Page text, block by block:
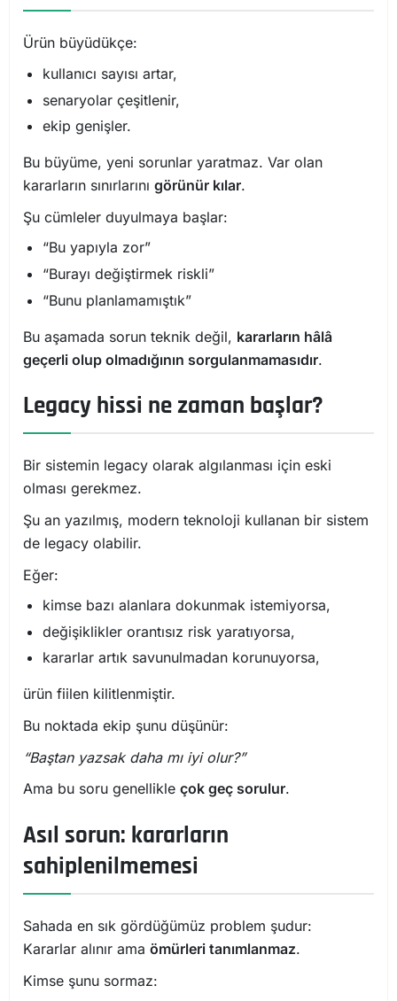
Ürün büyüdükçe:
kullanıcı sayısı artar,
senaryolar çeşitlenir,
ekip genişler.
Bu büyüme, yeni sorunlar yaratmaz. Var olan
kararların sınırlarını görünür kılar.
Şu cümleler duyulmaya başlar:
“Bu yapıyla zor”
“Burayı değiştirmek riskli”
“Bunu planlamamıştık”
Bu aşamada sorun teknik değil, kararların hâlâ
geçerli olup olmadığının sorgulanmamasıdır.
Legacy hissi ne zaman başlar?
Bir sistemin legacy olarak algılanması için eski
olması gerekmez.
Şu an yazılmış, modern teknoloji kullanan bir sistem
de legacy olabilir.
Eğer:
kimse bazı alanlara dokunmak istemiyorsa,
değişiklikler orantısız risk yaratıyorsa,
kararlar artık savunulmadan korunuyorsa,
ürün fiilen kilitlenmiştir.
Bu noktada ekip şunu düşünür:
“Baştan yazsak daha mı iyi olur?”
Ama bu soru genellikle çok geç sorulur.
Asıl sorun: kararların
sahiplenilmemesi
Sahada en sık gördüğümüz problem şudur:
Kararlar alınır ama ömürleri tanımlanmaz.
Kimse şunu sormaz: